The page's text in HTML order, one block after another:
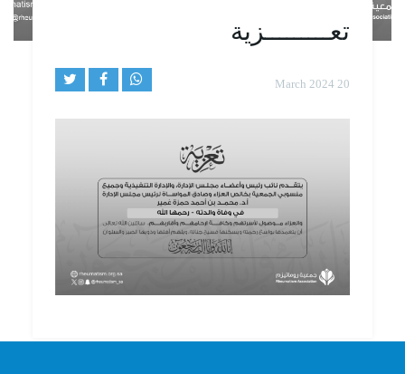
تعـــــــــزية
20 March 2024